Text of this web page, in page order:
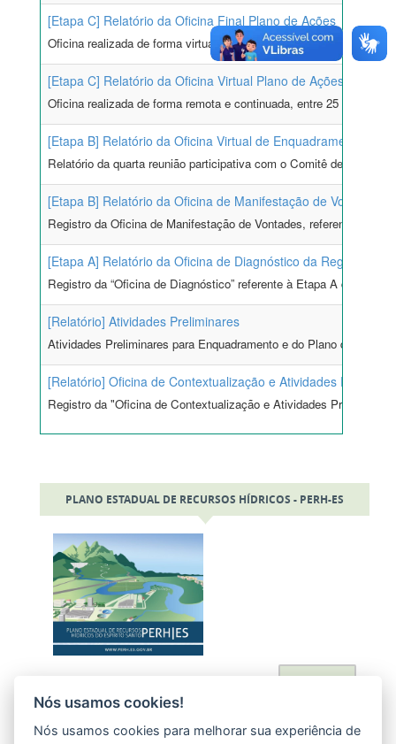
[Etapa C] Relatório da Oficina Final Plano de Ações
Oficina realizada de forma virtual, em plataforma de
[Etapa C] Relatório da Oficina Virtual Plano de Ações
Oficina realizada de forma remota e continuada, entre 25 de
[Etapa B] Relatório da Oficina Virtual de Enquadramento
Relatório da quarta reunião participativa com o Comitê de Bacia
[Etapa B] Relatório da Oficina de Manifestação de Vontades
Registro da Oficina de Manifestação de Vontades, referente à
[Etapa A] Relatório da Oficina de Diagnóstico da Região
Registro da “Oficina de Diagnóstico” referente à Etapa A do
[Relatório] Atividades Preliminares
Atividades Preliminares para Enquadramento e do Plano de
[Relatório] Oficina de Contextualização e Atividades
Registro da "Oficina de Contextualização e Atividades
PLANO ESTADUAL DE RECURSOS HÍDRICOS - PERH-ES
Acessar
Nós usamos cookies!
Nós usamos cookies para melhorar sua experiência de